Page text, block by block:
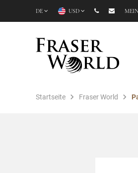
DE USD
Startseite Fraser World